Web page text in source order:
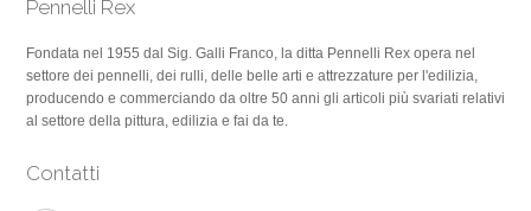
Pennelli Rex
Fondata nel 1955 dal Sig. Galli Franco, la ditta Pennelli Rex opera nel
settore dei pennelli, dei rulli, delle belle arti e attrezzature per l'edilizia,
producendo e commerciando da oltre 50 anni gli articoli più svariati relativi
al settore della pittura, edilizia e fai da te.
Contatti